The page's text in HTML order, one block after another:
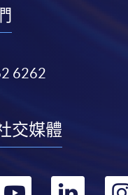
6262
交媒體